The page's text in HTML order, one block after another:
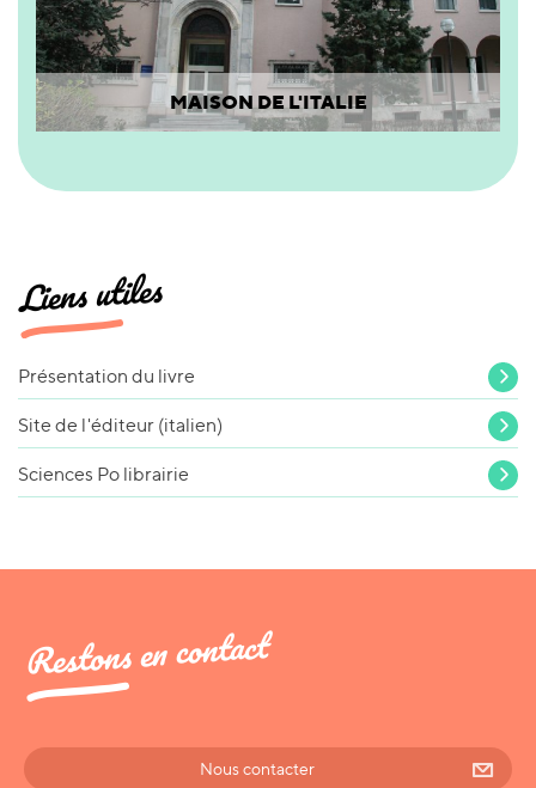
MAISON DE L'ITALIE
Liens utiles
Présentation du livre
Site de l'éditeur (italien)
Sciences Po librairie
Restons en contact
Nous contacter